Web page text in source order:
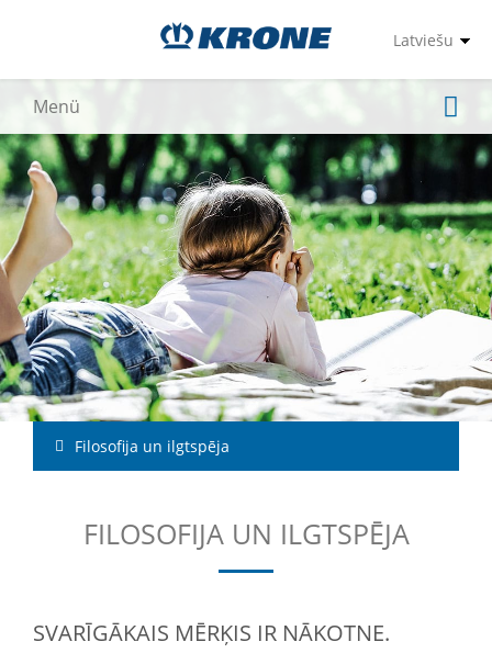
Filosofija un ilgtspēja
FILOSOFIJA UN ILGTSPĒJA
SVARĪGĀKAIS MĒRĶIS IR NĀKOTNE.